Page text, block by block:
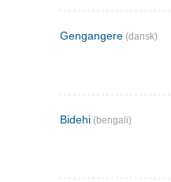
Gengangere (dansk)
Bidehi (bengali)